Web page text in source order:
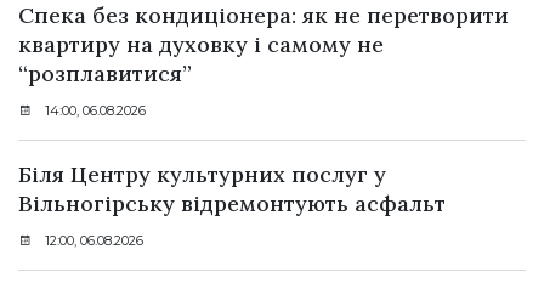
Спека без кондиціонера: як не перетворити
квартиру на духовку і самому не
“розплавитися”
14:00, 06.08.2026
Біля Центру культурних послуг у
Вільногірську відремонтують асфальт
12:00, 06.08.2026